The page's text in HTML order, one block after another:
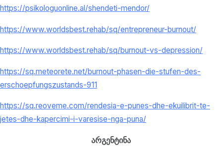
https://psikologuonline.al/shendeti-mendor/
https://www.worldsbest.rehab/sq/entrepreneur-burnout/
https://www.worldsbest.rehab/sq/burnout-vs-depression/
https://sq.meteorete.net/burnout-phasen-die-stufen-des-
erschoepfungszustands-911
https://sq.reoveme.com/rendesia-e-punes-dhe-ekuilibrit-te-
jetes-dhe-kapercimi-i-varesise-nga-puna/
არგენტინა